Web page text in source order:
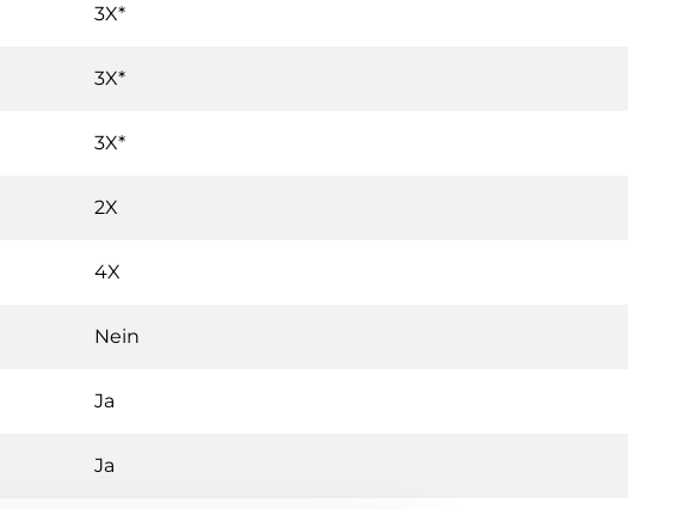
3X*
3X*
3X*
2X
4X
Nein
Ja
Ja